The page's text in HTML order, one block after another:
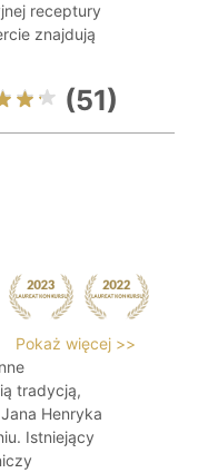
receptury
znajdują
(51)
Pokaż więcej >>
tradycją,
Henryka
Istniejący